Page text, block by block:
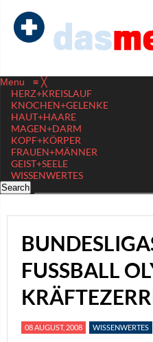
Menu ≡ ╳
HERZ+KREISLAUF
KNOCHEN+GELENKE
HAUT+HAARE
MAGEN+DARM
KOPF+KÖRPER
FRAUEN+MÄNNER
GEIST+SEELE
WISSENWERTES
FUSSBALL
08 AUGUST, 2008 WISSENWERTES